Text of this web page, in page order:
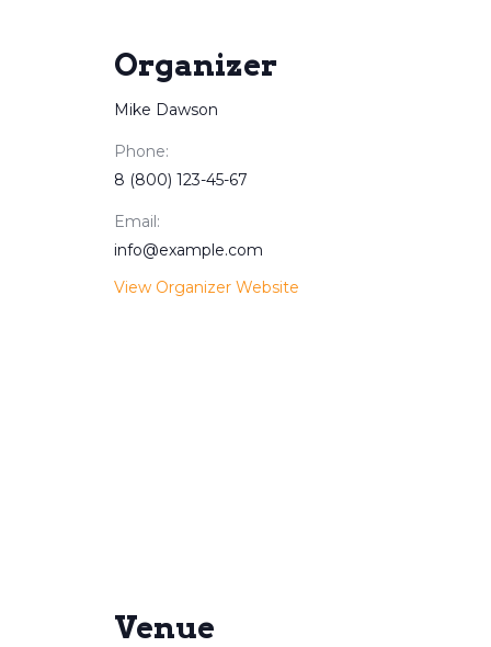
Organizer
Mike Dawson
Phone:
8 (800) 123-45-67
Email:
info@example.com
View Organizer Website
Venue